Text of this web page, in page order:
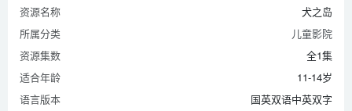
资源名称
犬之岛
所属分类
儿童影院
资源集数
全1集
适合年龄
11-14岁
语言版本
国英双语中英双字